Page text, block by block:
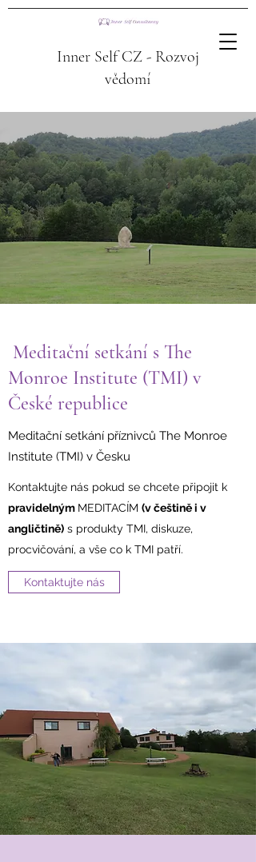
Inner Self CZ - Rozvoj
vědomí
Meditační setkání s The
Monroe Institute (TMI) v
České republice
Meditační setkání příznivců The Monroe
Institute (TMI) v Česku
Kontaktujte nás pokud se chcete připojit k
pravidelným MEDITACÍM (v češtině i v
angličtině) s produkty TMI, diskuze,
procvičování, a vše co k TMI patří.
Kontaktujte nás